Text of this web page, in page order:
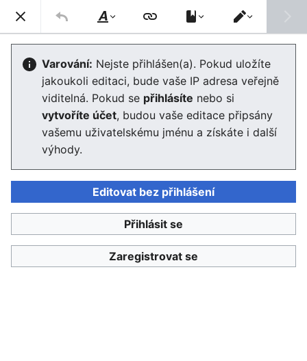
Enviwiki
Wikipedie:Rozcestníky
Sledovat
Informace o tomto tématu lze nalézt také v článku
Wikipedie:Rozcestníky
Stránkunaposledy editoval Adminpřed 10 lety
Styl
textu
Přepnout
editor
Varování: Nejste přihlášen(a). Pokud uložíte
jakoukoli editaci, bude vaše IP adresa veřejně
viditelná. Pokud se přihlásíte nebo si
vytvoříte účet, budou vaše editace připsány
vašemu uživatelskému jménu a získáte i další
výhody.
Editovat bez přihlášení
Přihlásit se
Zaregistrovat se